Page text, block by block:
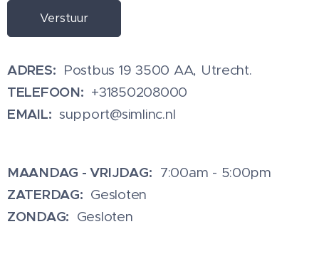
Verstuur
ADRES: Postbus 19 3500 AA, Utrecht.
TELEFOON: +31850208000
EMAIL: support@simlinc.nl
MAANDAG - VRIJDAG: 7:00am - 5:00pm
ZATERDAG: Gesloten
ZONDAG: Gesloten